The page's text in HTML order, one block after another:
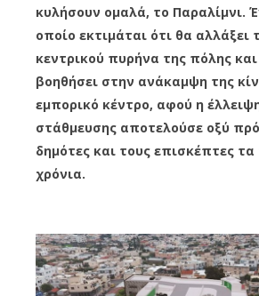
κυλήσουν ομαλά, το Παραλίμνι.
οποίο εκτιμάται ότι θα αλλάξει
κεντρικού πυρήνα της πόλης
βοηθήσει στην ανάκαμψη της
εμπορικό κέντρο, αφού η
στάθμευσης αποτελούσε οξύ
δημότες και τους επισκέπτες τα
χρόνια.